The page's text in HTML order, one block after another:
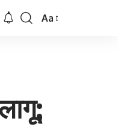
Font
Aa